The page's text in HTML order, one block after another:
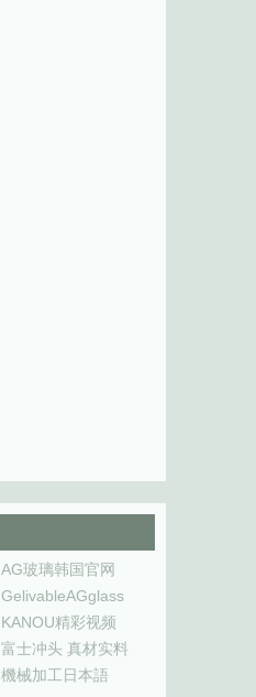
AG玻璃韩国官网
GelivableAGglass
KANOU精彩视频
富士冲头 真材实料
機械加工日本語